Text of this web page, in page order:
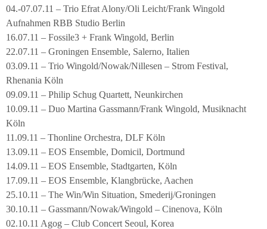
04.-07.07.11 – Trio Efrat Alony/Oli Leicht/Frank Wingold
Aufnahmen RBB Studio Berlin
16.07.11 – Fossile3 + Frank Wingold, Berlin
22.07.11 – Groningen Ensemble, Salerno, Italien
03.09.11 – Trio Wingold/Nowak/Nillesen – Strom Festival,
Rhenania Köln
09.09.11 – Philip Schug Quartett, Neunkirchen
10.09.11 – Duo Martina Gassmann/Frank Wingold, Musiknacht
Köln
11.09.11 – Thonline Orchestra, DLF Köln
13.09.11 – EOS Ensemble, Domicil, Dortmund
14.09.11 – EOS Ensemble, Stadtgarten, Köln
17.09.11 – EOS Ensemble, Klangbrücke, Aachen
25.10.11 – The Win/Win Situation, Smederij/Groningen
30.10.11 – Gassmann/Nowak/Wingold – Cinenova, Köln
02.10.11 Agog – Club Concert Seoul, Korea